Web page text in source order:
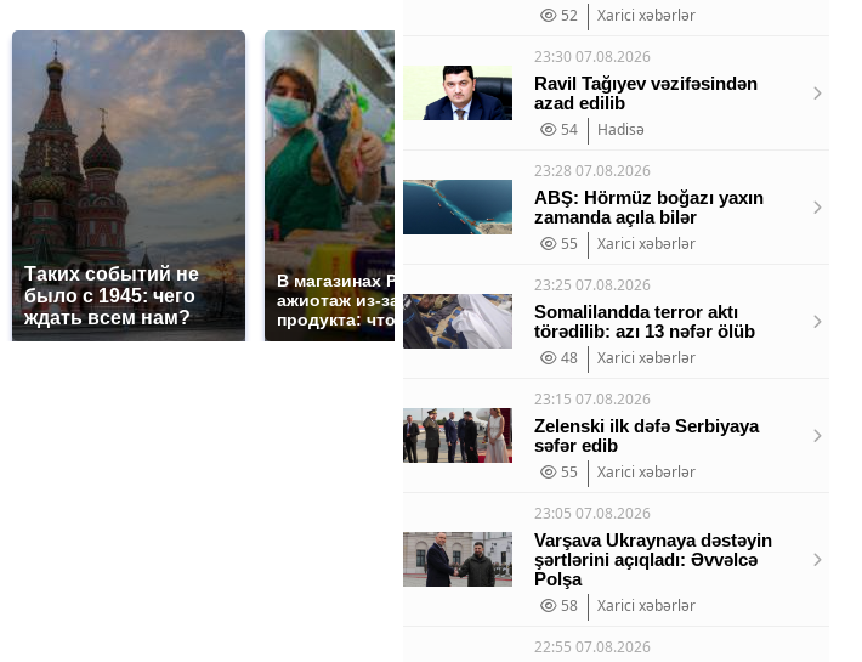
Таких событий не
было с 1945: чего
ждать всем нам?
В магазинах России
ажиотаж из-за этого
продукта: что купить?
СМИ: В Химках на
машину напали и
подожгли.
52
Xarici xəbərlər
23:30 07.08.2026
Ravil Tağıyev vəzifəsindən
azad edilib
54
Hadisə
23:28 07.08.2026
ABŞ: Hörmüz boğazı yaxın
zamanda açıla bilər
55
Xarici xəbərlər
23:25 07.08.2026
Somalilandda terror aktı
törədilib: azı 13 nəfər ölüb
48
Xarici xəbərlər
23:15 07.08.2026
Zelenski ilk dəfə Serbiyaya
səfər edib
55
Xarici xəbərlər
23:05 07.08.2026
Varşava Ukraynaya dəstəyin
şərtlərini açıqladı: Əvvəlcə
Polşa
58
Xarici xəbərlər
22:55 07.08.2026